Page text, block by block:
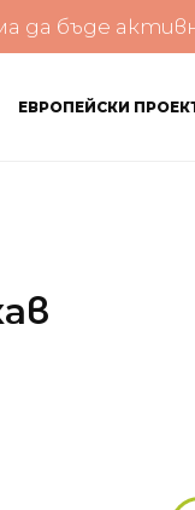
бъде
ЕВРОПЕЙСКИ